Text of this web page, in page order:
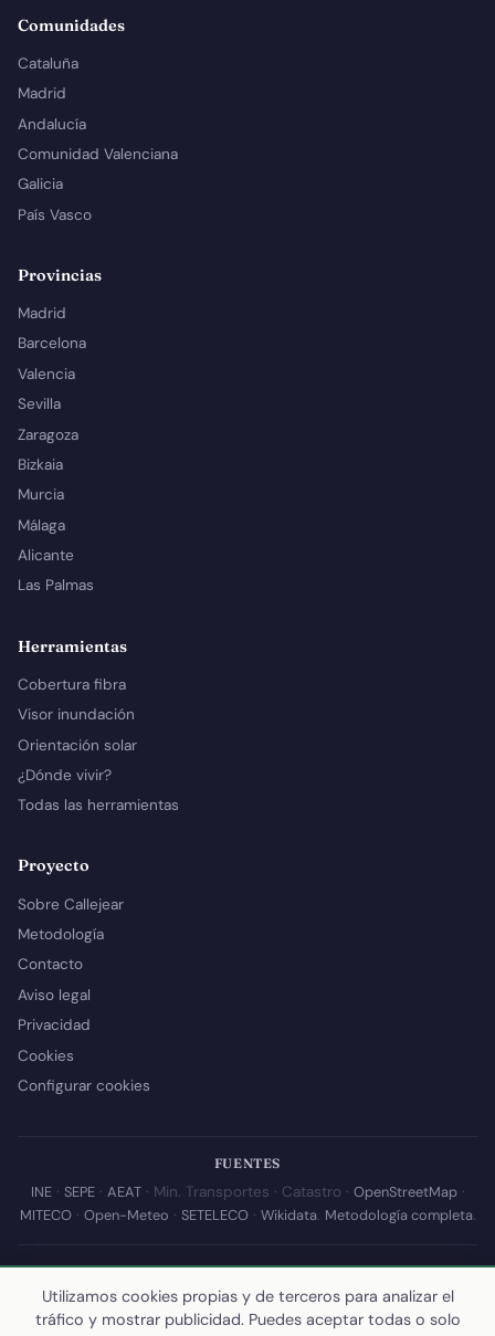
Comunidades
Cataluña
Madrid
Andalucía
Comunidad Valenciana
Galicia
País Vasco
Provincias
Madrid
Barcelona
Valencia
Sevilla
Zaragoza
Bizkaia
Murcia
Málaga
Alicante
Las Palmas
Herramientas
Cobertura fibra
Visor inundación
Orientación solar
¿Dónde vivir?
Todas las herramientas
Proyecto
Sobre Callejear
Metodología
Contacto
Aviso legal
Privacidad
Cookies
Configurar cookies
FUENTES
INE· SEPE· AEAT· Min. Transportes · Catastro · OpenStreetMap·
MITECO· Open-Meteo · SETELECO· Wikidata. Metodología completa.
© 2026 Callejear.com — Directorio municipal de España con datos
abiertos. Desarrollado y mantenido porYoel Castaño.
Utilizamos cookies propias y de terceros para analizar el
tráfico y mostrar publicidad. Puedes aceptar todas o solo